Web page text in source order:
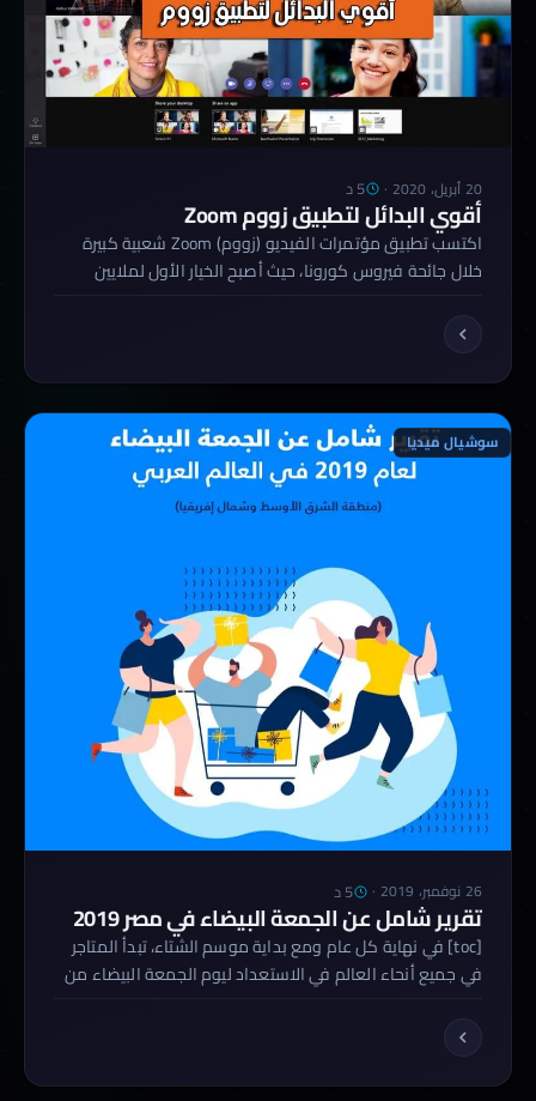
20 أبريل، 2020 · 5 د
أقوي البدائل لتطبيق زووم Zoom
اكتسب تطبيق مؤتمرات الفيديو (زووم) Zoom شعبية كبيرة
خلال جائحة فيروس كورونا، حيث أصبح الخيار الأول لملايين
ولكن هذا الانتشار السريع كان سببًا في الكشف عن الكثير من
نقاط الضعف فيه؛ مما يشكل تهديدًا خطيرًا لأمان وخصوصية
مستخدميه. كشفت التقارير عن الكثير من نقاط الضعف في […]
سوشيال ميديا
26 نوفمبر، 2019 · 5 د
تقرير شامل عن الجمعة البيضاء في مصر 2019
[toc] في نهاية كل عام ومع بداية موسم الشتاء، تبدأ المتاجر
في جميع أنحاء العالم في الاستعداد ليوم الجمعة البيضاء من
في مختلف القطاعات والصناعات لجذب الكثير من المستهلكين،
وتنشيط حركة التجارة والبيع، وتعلن بذلك سباًقا ا في
الخصومات على الكثير من المنتجات المختلفة […]